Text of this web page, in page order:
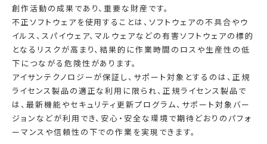
創作活動の成果であり、重要な財産です。
不正ソフトウェアを使用することは、ソフトウェアの不具合やウ
イルス、スパイウェア、マルウェアなどの有害ソフトウェアの標的
となるリスクが高まり、結果的に作業時間のロスや生産性の低
下につながる危険性があります。
アイサンテクノロジーが保証し、サポート対象とするのは、正規
ライセンス製品の適正な利用に限られ、正規ライセンス製品で
は、最新機能やセキュリティ更新プログラム、サポート対象バー
ジョンなどが利用でき、安心・安全な環境で期待どおりのパフォ
ーマンスや信頼性の下での作業を実現できます。